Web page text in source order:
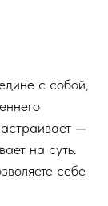
с собой,
—
на суть.
себе